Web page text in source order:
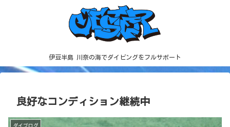
伊豆半島 川奈の海でダイビングをフルサポート
良好なコンディション継続中
ダイブログ